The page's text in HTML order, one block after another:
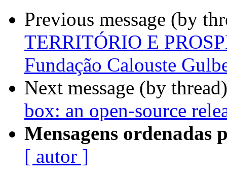
Previous message (by
TERRITÓRIO E
Fundação Calouste
Next message (by
box: an open-source
Mensagens ordenadas
[ autor ]